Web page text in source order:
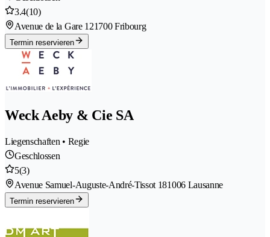
3.4(10)
Avenue de la Gare 121700 Fribourg
Termin reservieren
Weck Aeby & Cie SA
Liegenschaften • Regie
Geschlossen
5(3)
Avenue Samuel-Auguste-André-Tissot 181006 Lausanne
Termin reservieren